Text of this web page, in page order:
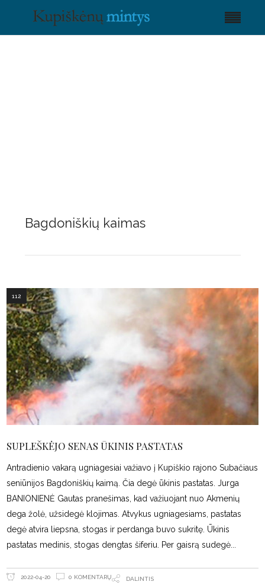
Bagdoniškių kaimas
112
SUPLEŠKĖJO SENAS ŪKINIS PASTATAS
Antradienio vakarą ugniagesiai važiavo į Kupiškio rajono Subačiaus
seniūnijos Bagdoniškių kaimą. Čia degė ūkinis pastatas. Jurga
BANIONIENĖ Gautas pranešimas, kad važiuojant nuo Akmenių
dega žolė, užsidegė klojimas. Atvykus ugniagesiams, pastatas
degė atvira liepsna, stogas ir perdanga buvo sukritę. Ūkinis
pastatas medinis, stogas dengtas šiferiu. Per gaisrą sudegė
2022-04-20 0 KOMENTARŲ DALINTIS